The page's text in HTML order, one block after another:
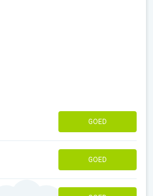
GOED
GOED